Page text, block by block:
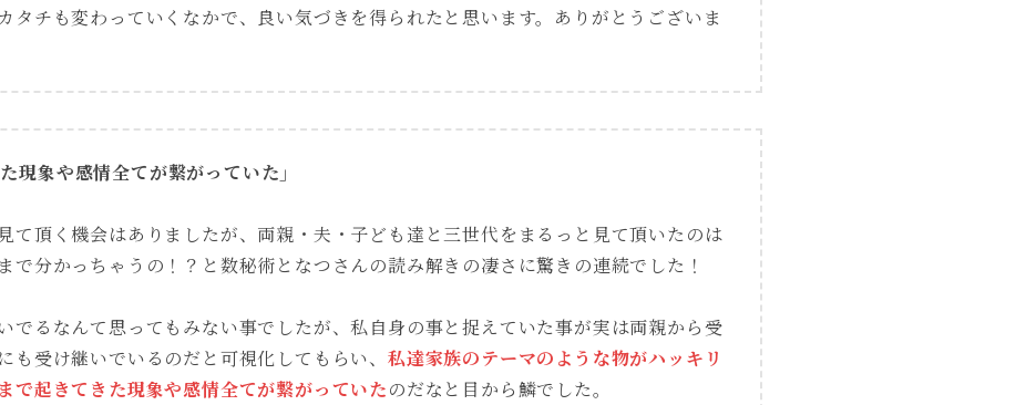
タチも変わっていくなかで、良い気づきを得られたと思います。ありがとうございま
現象や感情全てが繋がっていた」
て頂く機会はありましたが、両親・夫・子ども達と三世代をまるっと見て頂いたのは
で分かっちゃうの！？と数秘術となつさんの読み解きの凄さに驚きの連続でした！
でるなんて思ってもみない事でしたが、私自身の事と捉えていた事が実は両親から受
も受け継いでいるのだと可視化してもらい、 私達家族のテーマのような物がハッキリ
で起きてきた現象や感情全てが繋がっていたのだなと目から鱗でした。